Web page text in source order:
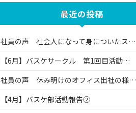
最近の投稿
社員の声 社会人になって身についたス…
【6月】バスケサークル 第1回目活動…
社員の声 休み明けのオフィス出社の様…
【4月】バスケ部活動報告②